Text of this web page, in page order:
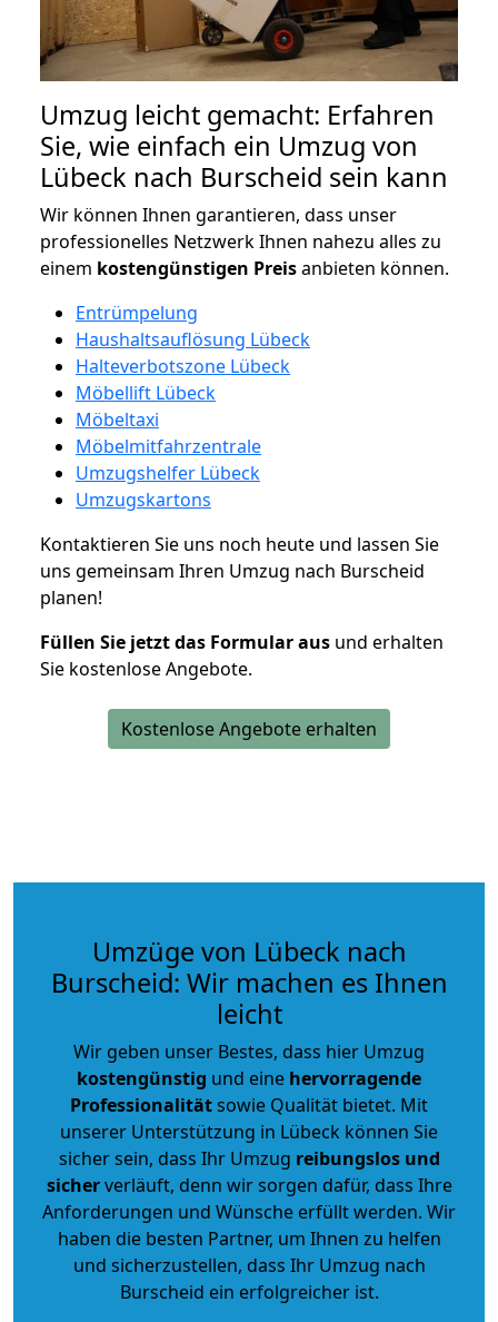
Umzug leicht gemacht: Erfahren
Sie, wie einfach ein Umzug von
Lübeck nach Burscheid sein kann
Wir können Ihnen garantieren, dass unser
professionelles Netzwerk Ihnen nahezu alles zu
einem kostengünstigen Preisanbieten können.
Entrümpelung
Haushaltsauflösung Lübeck
Halteverbotszone Lübeck
Möbellift Lübeck
Möbeltaxi
Möbelmitfahrzentrale
Umzugshelfer Lübeck
Umzugskartons
Kontaktieren Sie uns noch heute und lassen Sie
uns gemeinsam Ihren Umzug nach Burscheid
planen!
Füllen Sie jetzt das Formular aus und erhalten
Sie kostenlose Angebote.
Kostenlose Angebote erhalten
Umzüge von Lübeck nach
Burscheid: Wir machen es Ihnen
leicht
Wir geben unser Bestes, dass hier Umzug
kostengünstig und eine hervorragende
Professionalitätsowie Qualität bietet. Mit
unserer Unterstützung in Lübeck können Sie
sicher sein, dass Ihr Umzug reibungslos und
sicherverläuft, denn wir sorgen dafür, dass Ihre
Anforderungen und Wünsche erfüllt werden. Wir
haben die besten Partner, um Ihnen zu helfen
und sicherzustellen, dass Ihr Umzug nach
Burscheid ein erfolgreicher ist.